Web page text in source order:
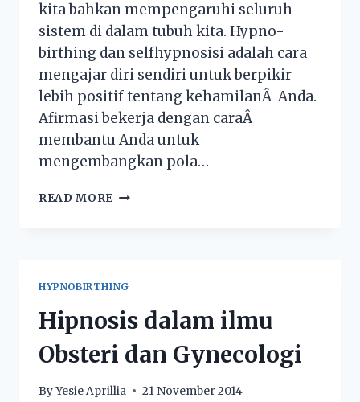
kita bahkan mempengaruhi seluruh
sistem di dalam tubuh kita. Hypno-
birthing dan selfhypnosisi adalah cara
mengajar diri sendiri untuk berpikir
lebih positif tentang kehamilanÂ Anda.
Afirmasi bekerja dengan caraÂ
membantu Anda untuk
mengembangkan pola…
READ MORE
HYPNOBIRTHING
Hipnosis dalam ilmu
Obsteri dan Gynecologi
ByYesie Aprillia 21 November 2014